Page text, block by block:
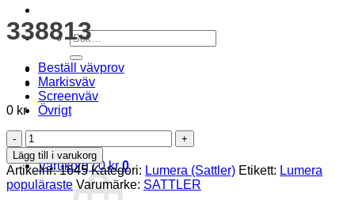
Sök
efter:
Beställ vävprov
Markisväv
Screenväv
Övrigt
Varukorg /0kr 0
338813
0 kr
338813
mängd
Lägg till i varukorg
Artikelnr:1645 Kategori: Lumera (Sattler) Etikett: Lumera
populäraste Varumärke: SATTLER